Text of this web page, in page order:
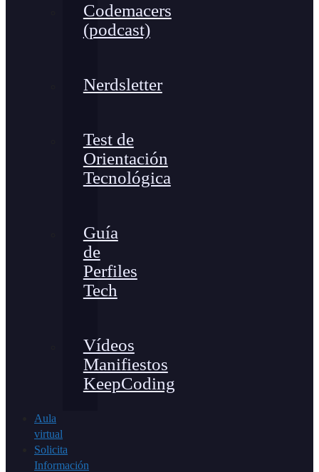
Codemacers
(podcast)
Nerdsletter
Test de
Orientación
Tecnológica
Guía
de
Perfiles
Tech
Vídeos
Manifiestos
KeepCoding
Aula
virtual
Solicita
Información